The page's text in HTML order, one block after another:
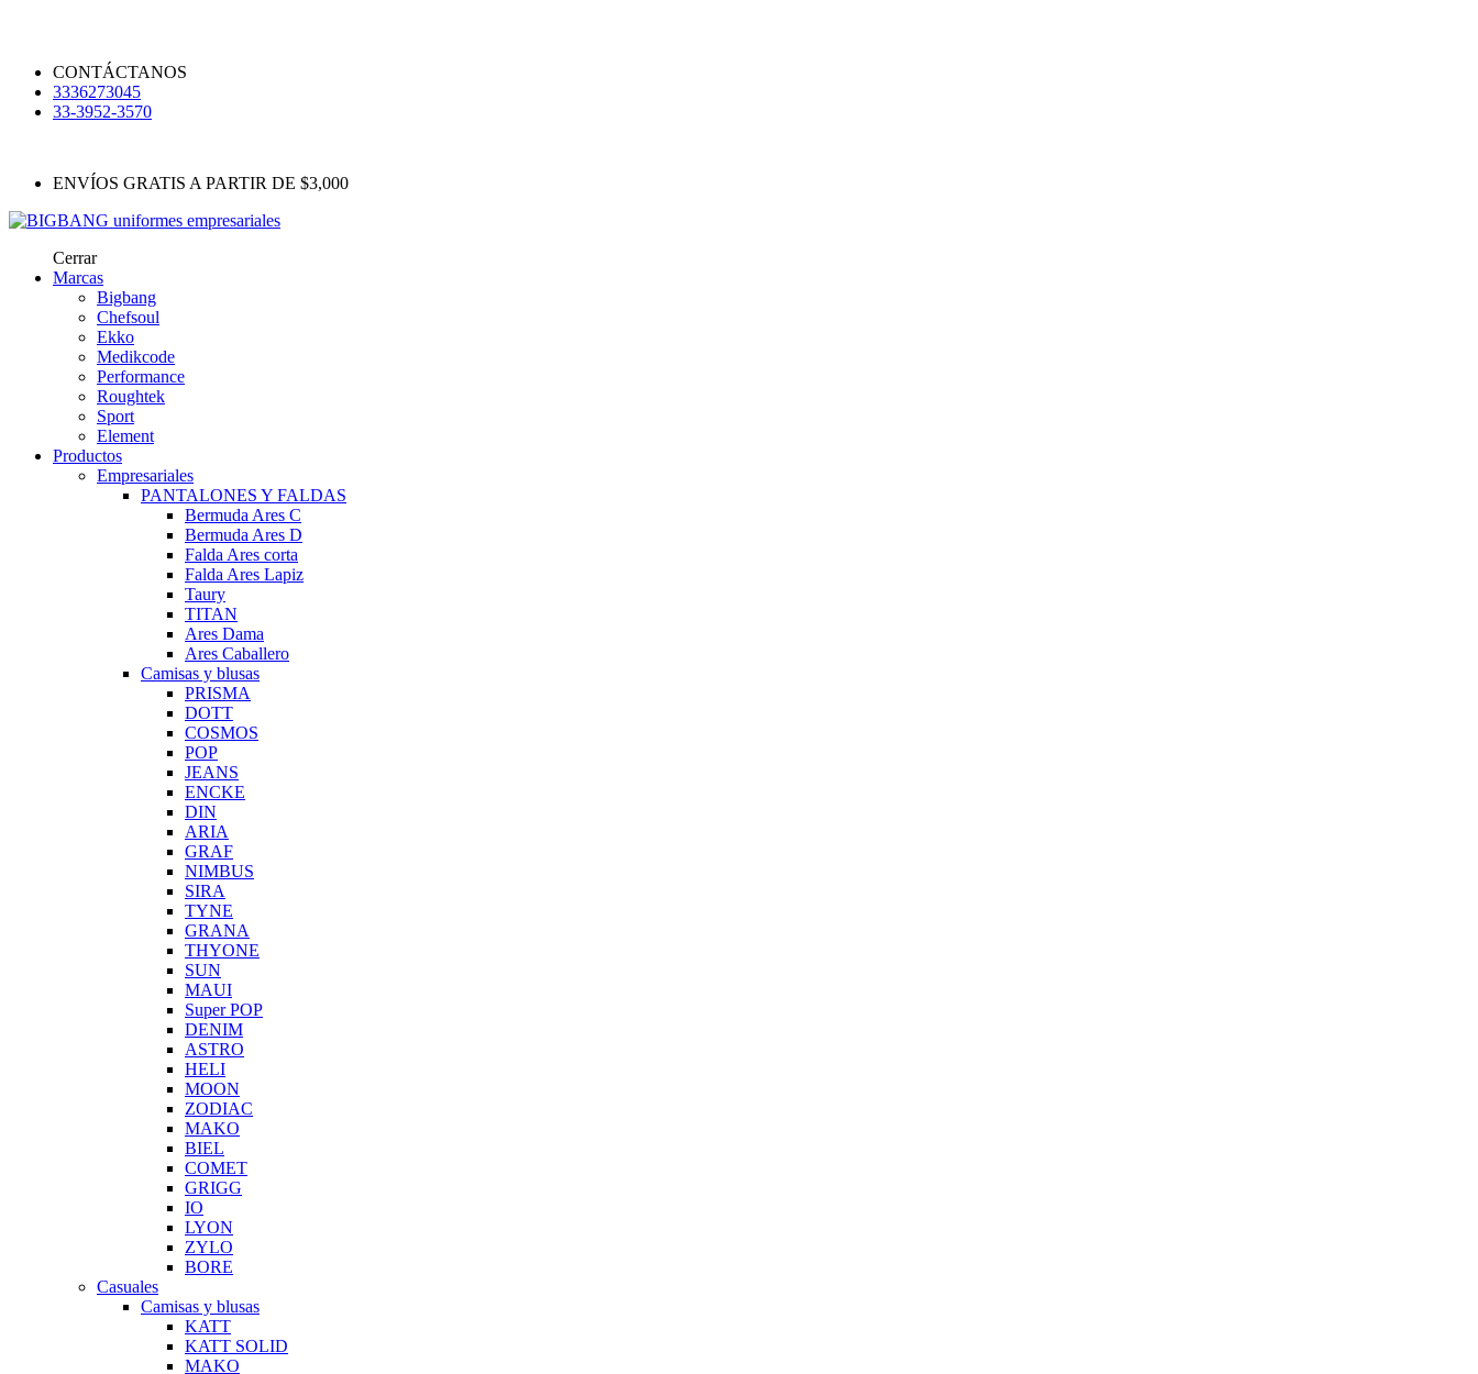
CONTÁCTANOS
3336273045
33-3952-3570
ENVÍOS GRATIS A PARTIR DE $3,000
Cerrar
Marcas
Bigbang
Chefsoul
Ekko
Medikcode
Performance
Roughtek
Sport
Element
Productos
Empresariales
PANTALONES Y FALDAS
Bermuda Ares C
Bermuda Ares D
Falda Ares corta
Falda Ares Lapiz
Taury
TITAN
Ares Dama
Ares Caballero
Camisas y blusas
PRISMA
DOTT
COSMOS
POP
JEANS
ENCKE
DIN
ARIA
GRAF
NIMBUS
SIRA
TYNE
GRANA
THYONE
SUN
MAUI
Super POP
DENIM
ASTRO
HELI
MOON
ZODIAC
MAKO
BIEL
COMET
GRIGG
IO
LYON
ZYLO
BORE
Casuales
Camisas y blusas
KATT
KATT SOLID
MAKO